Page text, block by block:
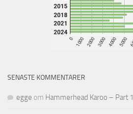
SENASTE KOMMENTARER
egge om Hammerhead Karoo – Part 1